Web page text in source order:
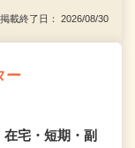
載終了日： 2026/08/30
ー
在宅・短期・副